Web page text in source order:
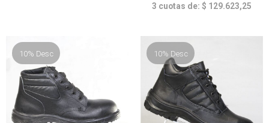
3 cuotas de: $ 129.623,25
10% Desc 10% Desc